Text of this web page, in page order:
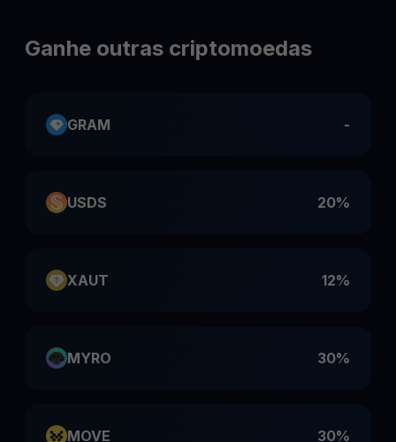
Ganhe outras criptomoedas
GRAM -
USDS 20%
XAUT 12%
MYRO 30%
MOVE 30%